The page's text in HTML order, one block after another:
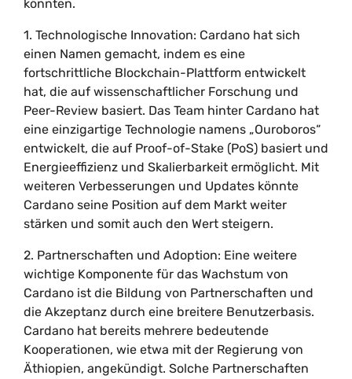
könnten.
1. Technologische Innovation: Cardano hat sich
einen Namen gemacht, indem es eine
fortschrittliche Blockchain-Plattform entwickelt
hat, die auf wissenschaftlicher Forschung und
Peer-Review basiert. Das Team hinter Cardano hat
eine einzigartige Technologie namens „Ouroboros“
entwickelt, die auf Proof-of-Stake (PoS) basiert und
Energieeffizienz und Skalierbarkeit ermöglicht. Mit
weiteren Verbesserungen und Updates könnte
Cardano seine Position auf dem Markt weiter
stärken und somit auch den Wert steigern.
2. Partnerschaften und Adoption: Eine weitere
wichtige Komponente für das Wachstum von
Cardano ist die Bildung von Partnerschaften und
die Akzeptanz durch eine breitere Benutzerbasis.
Cardano hat bereits mehrere bedeutende
Kooperationen, wie etwa mit der Regierung von
Äthiopien, angekündigt. Solche Partnerschaften